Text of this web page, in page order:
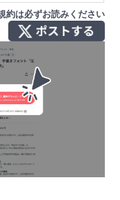
約は必ずお読みください